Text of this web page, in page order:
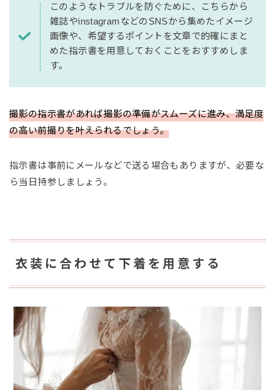
このようなトラブルを防ぐために、こちらから
雑誌やinstagramなどのSNSから集めたイメージ
画像や、希望するポイントを文章で的確にまと
めた指示書を用意しておくことをおすすめしま
す。
撮影の指示書があれば撮影の準備がスムーズに進み、満足度
の高い前撮りを叶えられるでしょう。
指示書は事前にメールなどで送る場合もありますが、必要な
ら当日持参しましょう。
衣装に合わせて下着を用意する